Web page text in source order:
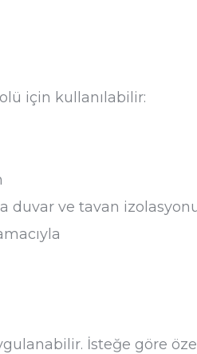
için kullanılabilir:
duvar ve tavan
İsteğe göre